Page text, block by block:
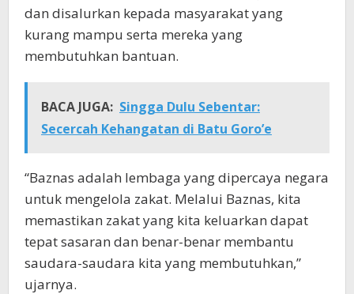
dan disalurkan kepada masyarakat yang
kurang mampu serta mereka yang
membutuhkan bantuan.
BACA JUGA: Singga Dulu Sebentar:
Secercah Kehangatan di Batu Goro’e
“Baznas adalah lembaga yang dipercaya negara
untuk mengelola zakat. Melalui Baznas, kita
memastikan zakat yang kita keluarkan dapat
tepat sasaran dan benar-benar membantu
saudara-saudara kita yang membutuhkan,”
ujarnya.